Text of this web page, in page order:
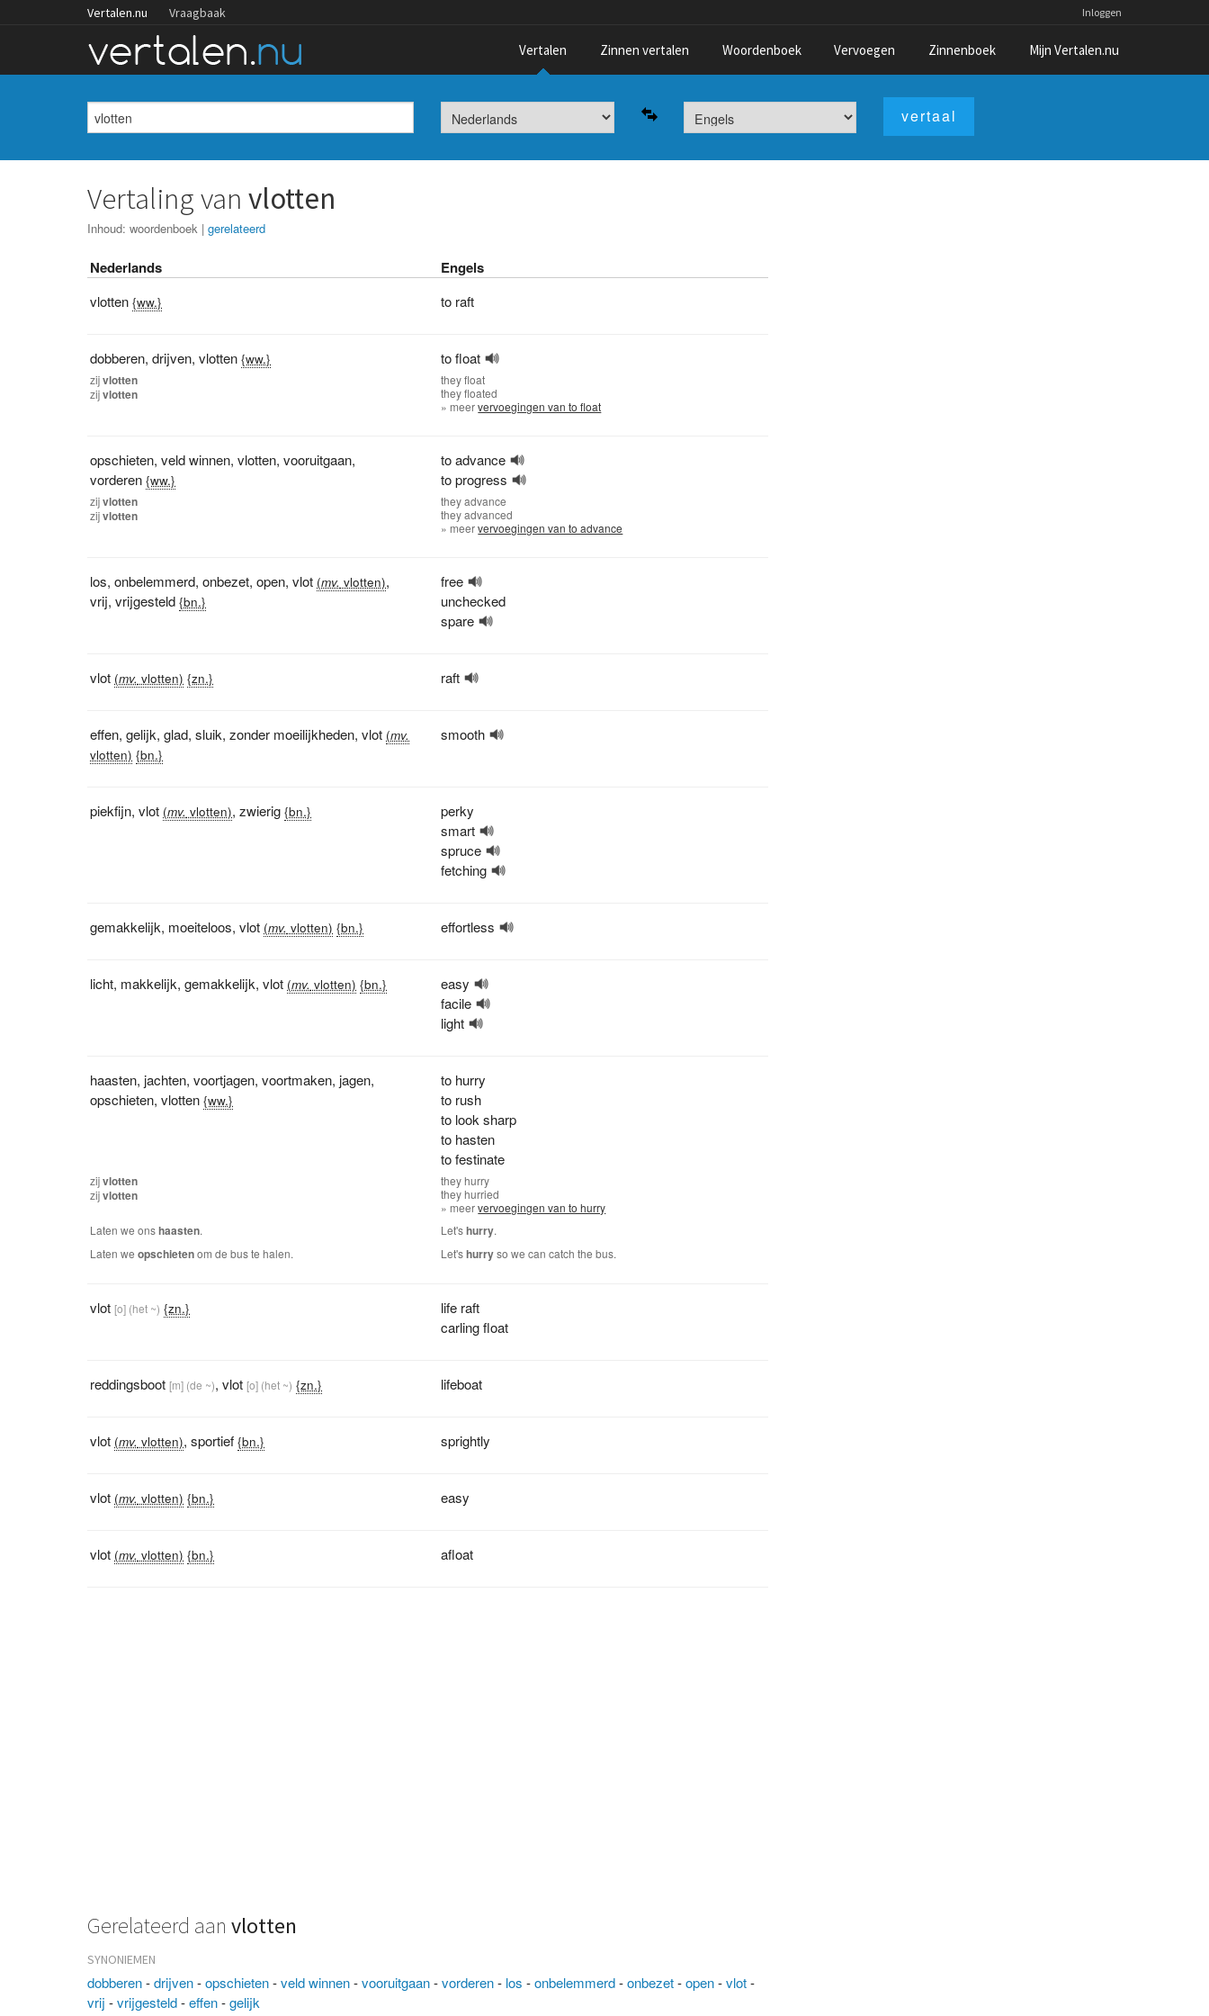
Vertalen.nu Vraagbaak Inloggen
Vertalen Zinnen vertalen Woordenboek Vervoegen Zinnenboek Mijn Vertalen.nu
Vertaling vanvlotten
Inhoud:woordenboek |gerelateerd
Nederlands Engels
vlotten {ww.} to raft
dobberen,drijven,vlotten {ww.} to float
zijvlotten
zijvlotten
theyfloat
theyfloated
» meervervoegingen van to float
opschieten,veld winnen,vlotten,vooruitgaan,
vorderen {ww.}
to advance
to progress
zijvlotten
zijvlotten
theyadvance
theyadvanced
» meervervoegingen van to advance
los,onbelemmerd,onbezet,open,vlot (mv. vlotten),
vrij,vrijgesteld {bn.}
free
unchecked
spare
vlot (mv. vlotten) {zn.} raft
effen,gelijk,glad,sluik,zonder moeilijkheden,vlot (mv.
vlotten) {bn.}
smooth
piekfijn,vlot (mv. vlotten),zwierig {bn.}
perky
smart
spruce
fetching
gemakkelijk, moeiteloos,vlot (mv. vlotten) {bn.} effortless
licht, makkelijk,gemakkelijk,vlot (mv. vlotten) {bn.}
easy
facile
light
haasten,jachten,voortjagen,voortmaken,jagen,
opschieten,vlotten {ww.}
to hurry
to rush
to look sharp
to hasten
to festinate
zijvlotten
zijvlotten
theyhurry
theyhurried
» meervervoegingen van to hurry
Laten we onshaasten. Let'shurry.
Laten weopschietenom de bus te halen. Let'shurryso we can catch the bus.
vlot [o] (het ~) {zn.}
life raft
carling float
reddingsboot [m] (de ~),vlot [o] (het ~) {zn.} lifeboat
vlot (mv. vlotten),sportief {bn.} sprightly
vlot (mv. vlotten) {bn.} easy
vlot (mv. vlotten) {bn.} afloat
Gerelateerd aanvlotten
SYNONIEMEN
dobberen-drijven-opschieten-veld winnen-vooruitgaan-vorderen- los -onbelemmerd-onbezet-open-vlot-
vrij -vrijgesteld-effen-gelijk